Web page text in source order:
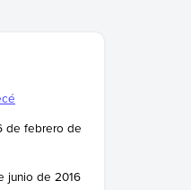
de febrero de
junio de 2016